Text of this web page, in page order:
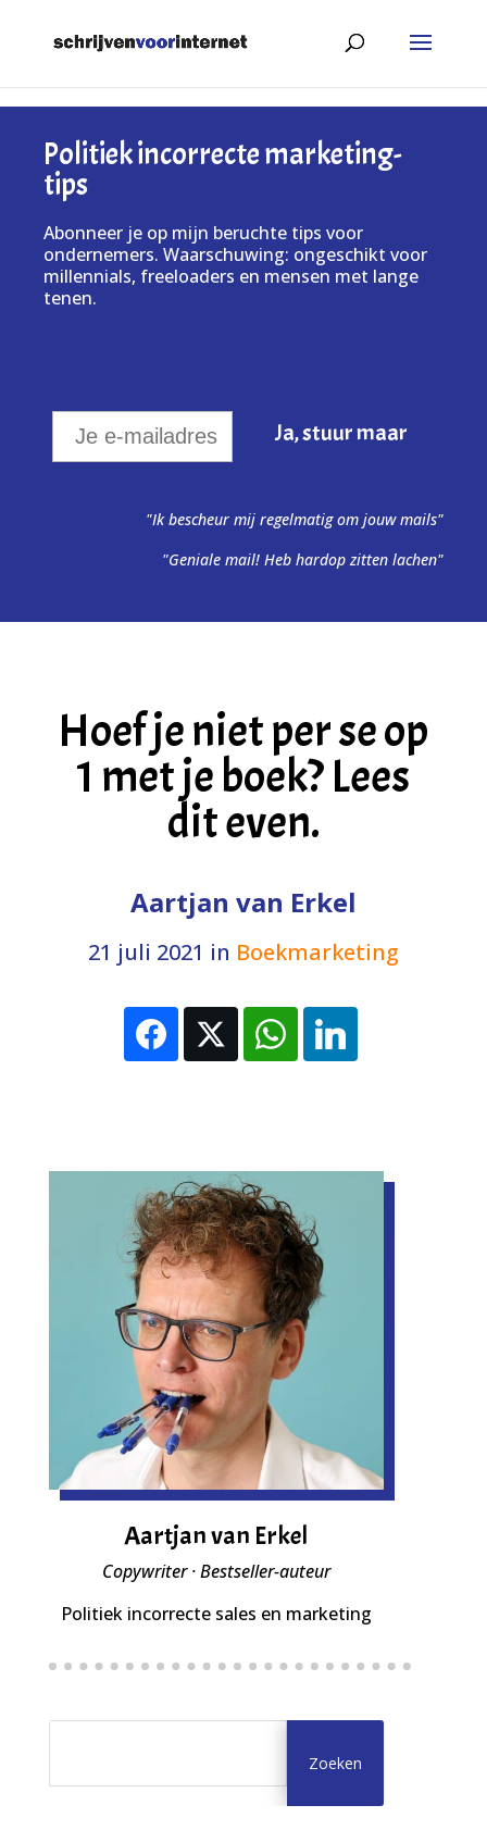
Politiek incorrecte marketing-
tips
Abonneer je op mijn beruchte tips voor
ondernemers. Waarschuwing: ongeschikt voor
millennials, freeloaders en mensen met lange
tenen.
"Ik bescheur mij regelmatig om jouw mails"
"Geniale mail! Heb hardop zitten lachen"
Hoef je niet per se op
1 met je boek? Lees
dit even.
Aartjan van Erkel
21 juli 2021 in Boekmarketing
Aartjan van Erkel
Copywriter · Bestseller-auteur
Politiek incorrecte sales en marketing